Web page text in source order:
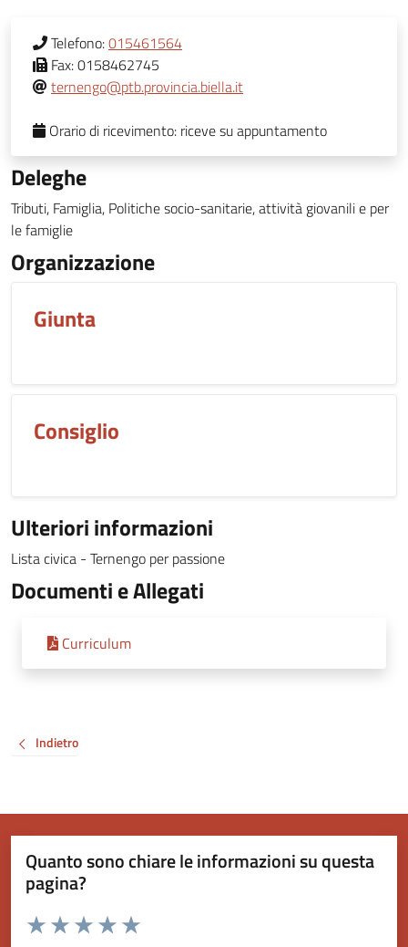
Telefono:015461564
Fax:0158462745
ternengo@ptb.provincia.biella.it
Orario di ricevimento: riceve su appuntamento
Deleghe
Tributi, Famiglia, Politiche socio-sanitarie, attività giovanili e per
le famiglie
Organizzazione
Giunta
Consiglio
Ulteriori informazioni
Lista civica - Ternengo per passione
Documenti e Allegati
Curriculum
Indietro
Quanto sono chiare le informazioni su questa
pagina?
Valuta da 1 a 5 stelle la pagina